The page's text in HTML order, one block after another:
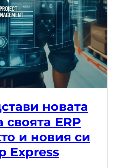
новата
своята ERP
и новия си
Express